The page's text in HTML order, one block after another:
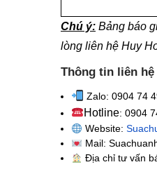
Chú ý: Bảng báo
lòng liên hệ Huy
Thông tin liên
Zalo: 0904 74
Hotline: 0904
Website:
Mail:
Địa chỉ tư vấn